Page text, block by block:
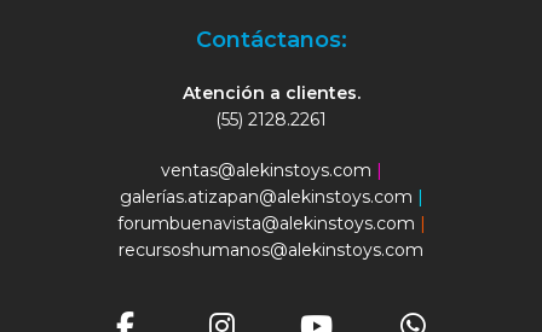
Contáctanos:
Atención a clientes.
(55) 2128.2261
ventas@alekinstoys.com |
galerías.atizapan@alekinstoys.com |
forumbuenavista@alekinstoys.com |
recursoshumanos@alekinstoys.com